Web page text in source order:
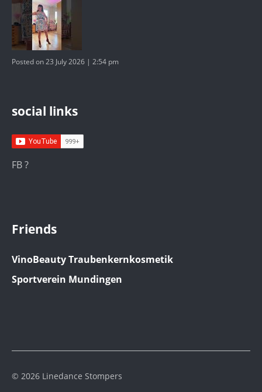
Posted on 23 July 2026 | 2:54 pm
social links
FB ?
Friends
VinoBeauty Traubenkernkosmetik
Sportverein Mundingen
© 2026 Linedance Stompers